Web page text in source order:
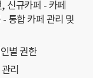
신규카페 - 카페
통합 카페 관리 및
별 권한
리